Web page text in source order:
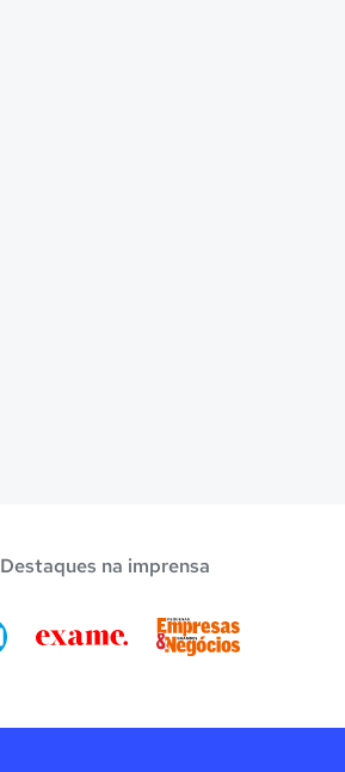
Destaques na imprensa